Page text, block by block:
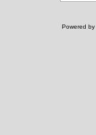
Powered by